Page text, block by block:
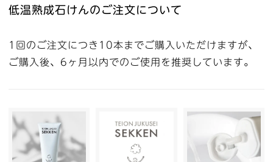
低温熟成石けんのご注文について
1回のご注文につき10本までご購入いただけますが、
ご購入後、6ヶ月以内でのご使用を推奨しています。